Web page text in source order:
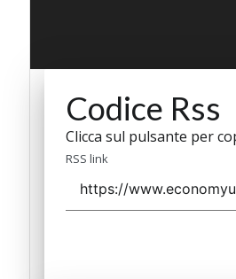
Codice Rss
Clicca sul pulsante per
RSS link